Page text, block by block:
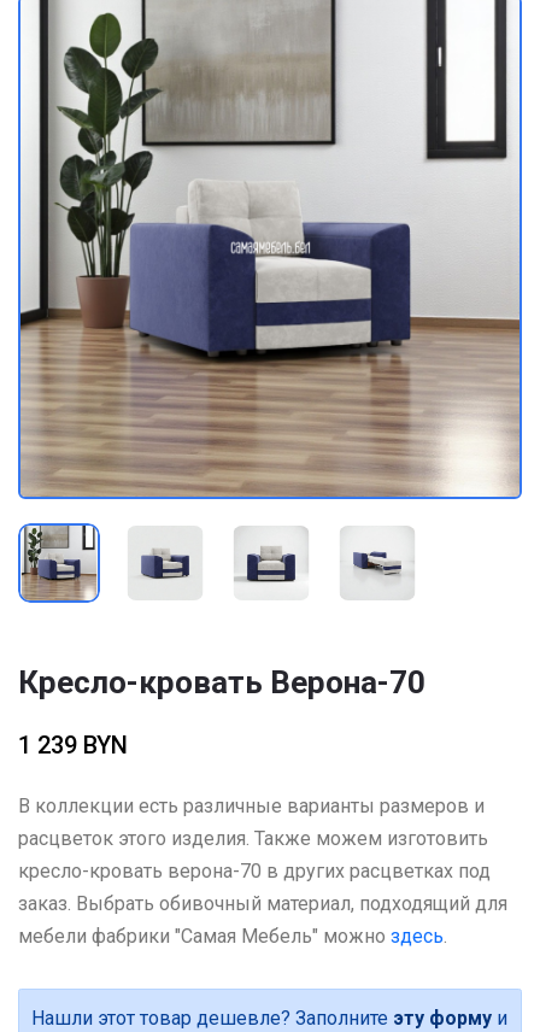
Кресло-кровать Верона-70
1 239 BYN
В коллекции есть различные варианты размеров и
расцветок этого изделия. Также можем изготовить
кресло-кровать верона-70 в других расцветках под
заказ. Выбрать обивочный материал, подходящий для
мебели фабрики "Самая Мебель" можно здесь.
Нашли этот товар дешевле? Заполните эту форму и